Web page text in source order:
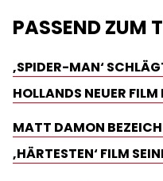
PASSEND ZUM
‚SPIDER-MAN‘
HOLLANDS NEUER
MATT DAMON
‚HÄRTESTEN‘ FILM